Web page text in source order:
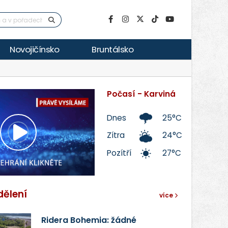
Novojičínsko Bruntálsko
Přehrát
video
Počasí - Karviná
Dnes
25°C
Zítra
24°C
Pozítří
27°C
více
Ridera Bohemia: žádné